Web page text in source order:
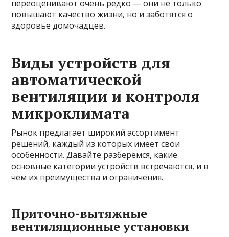
переоценивают очень редко — они не только
повышают качество жизни, но и заботятся о
здоровье домочадцев.
Виды устройств для
автоматической
вентиляции и контроля
микроклимата
Рынок предлагает широкий ассортимент
решений, каждый из которых имеет свои
особенности. Давайте разберёмся, какие
основные категории устройств встречаются, и в
чем их преимущества и ограничения.
Приточно-вытяжные
вентиляционные установки